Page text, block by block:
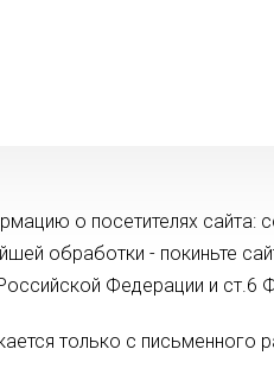
о посетителях
обработки - покиньте
Федерации и
только с письменного